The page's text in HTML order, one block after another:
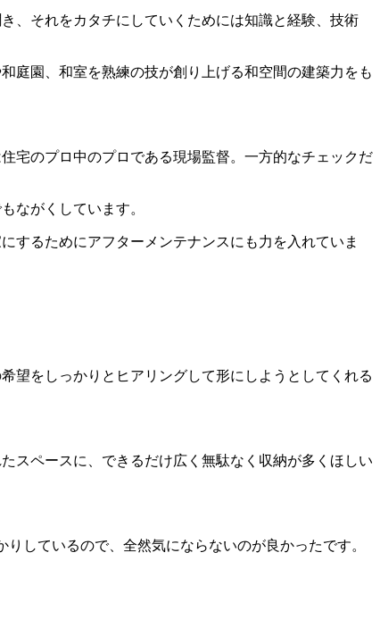
、それをカタチにしていくためには知識と経験、技術
庭園、和室を熟練の技が創り上げる和空間の建築力をも
宅のプロ中のプロである現場監督。一方的なチェックだ
ながくしています。
するためにアフターメンテナンスにも力を入れていま
望をしっかりとヒアリングして形にしようとしてくれる
スペースに、できるだけ広く無駄なく収納が多くほしい
しているので、全然気にならないのが良かったです。